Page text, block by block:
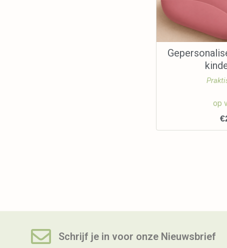
op
€
Schrijf je in voor onze Nieuwsbrief​